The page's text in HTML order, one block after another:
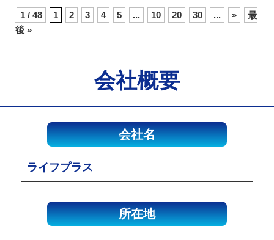
1 / 48 1 2 3 4 5 ... 10 20 30 ... »
最
後 »
会社概要
会社名
ライフプラス
所在地